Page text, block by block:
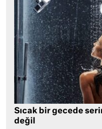
Sıcak bir gecede
değil